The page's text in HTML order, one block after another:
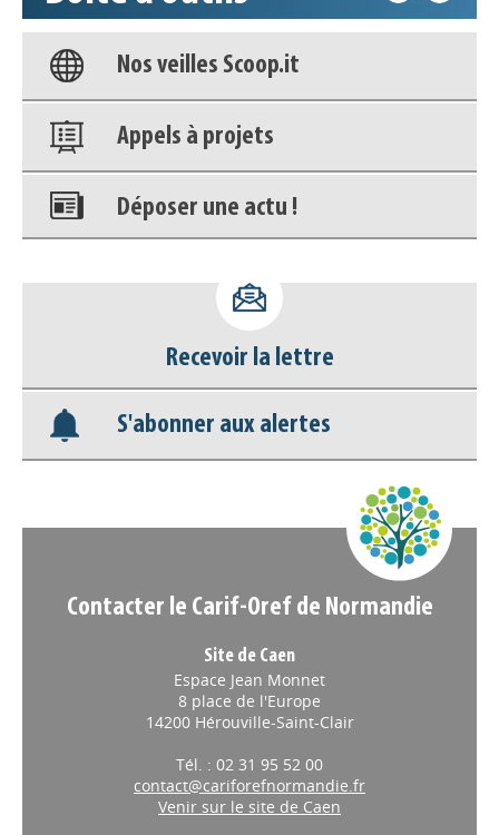
Nos veilles Scoop.it
Appels à projets
Déposer une actu !
déconnecter)
Base documentaire
Nos veilles Scoop.it
Recevoir la lettre
S'abonner aux alertes
Contacter le Carif-Oref de Normandie
Site de Caen
Espace Jean Monnet
8 place de l'Europe
14200 Hérouville-Saint-Clair
Tél. : 02 31 95 52 00
contact@cariforefnormandie.fr
Venir sur le site de Caen